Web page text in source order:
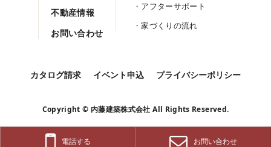
不動産情報
お問い合わせ
アフターサポート
家づくりの流れ
カタログ請求 イベント申込 プライバシーポリシー
Copyright © 内藤建築株式会社 All Rights Reserved.
電話する お問い合わせ